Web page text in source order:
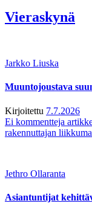
Vieraskynä
Jarkko Liuska
Muuntojoustava
Kirjoitettu 7.7.2026
Ei kommentteja
rakennuttajan
Jethro Ollaranta
Asiantuntijat